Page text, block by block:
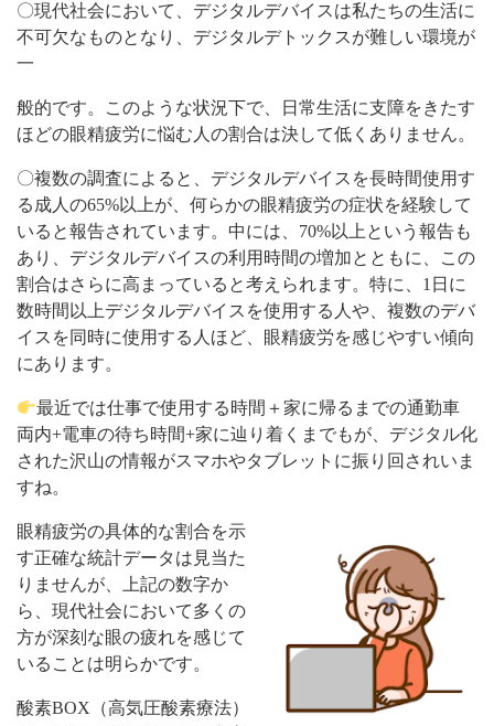
〇現代社会において、デジタルデバイスは私たちの生活に
不可欠なものとなり、デジタルデトックスが難しい環境が
一
般的です。このような状況下で、日常生活に支障をきたす
ほどの眼精疲労に悩む人の割合は決して低くありません。
〇複数の調査によると、デジタルデバイスを長時間使用す
る成人の65%以上が、何らかの眼精疲労の症状を経験して
いると報告されています。中には、70%以上という報告も
あり、デジタルデバイスの利用時間の増加とともに、この
割合はさらに高まっていると考えられます。特に、1日に
数時間以上デジタルデバイスを使用する人や、複数のデバ
イスを同時に使用する人ほど、眼精疲労を感じやすい傾向
にあります。
最近では仕事で使用する時間＋家に帰るまでの通勤車
両内+電車の待ち時間+家に辿り着くまでもが、デジタル化
された沢山の情報がスマホやタブレットに振り回されいま
すね。
眼精疲労の具体的な割合を示
す正確な統計データは見当た
りませんが、上記の数字か
ら、現代社会において多くの
方が深刻な眼の疲れを感じて
いることは明らかです。
酸素BOX（高気圧酸素療法）